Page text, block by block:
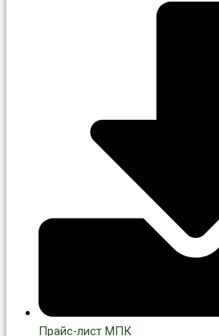
Прайс-лист МПК